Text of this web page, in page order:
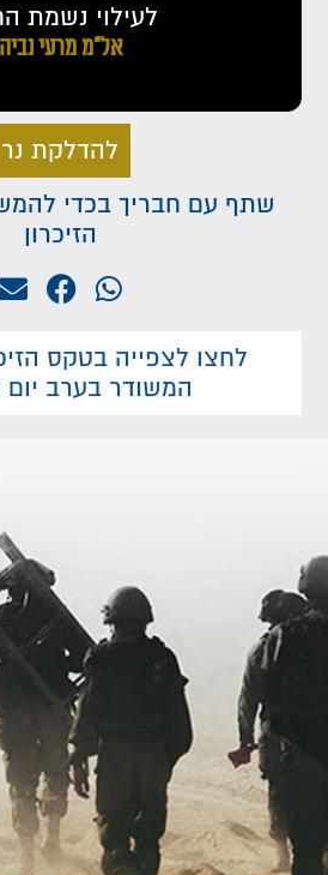
לעילוי נשמת
אל"מ מרעי נביה
להדלקת נר
שתף עם חבריך בכדי
הזיכרון
לחצו לצפייה בטקס
המשודר בערב יום